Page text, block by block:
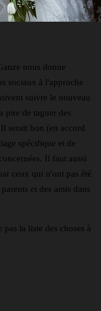
nous donne
sociaux à l'approche
suivre le nouveau
pire de taguer des
serait bon (en accord
spécifique et de
Il faut aussi
ceux qui n'ont pas été
et des amis dans
la liste des choses à